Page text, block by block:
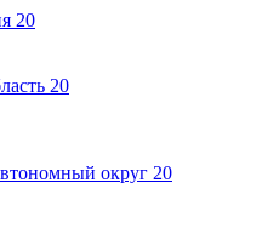
20
20
округ 20